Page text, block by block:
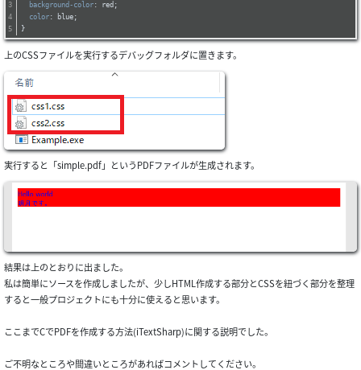
background-color : red;
color : blue;
}
上のCSSファイルを実行するデバッグフォルダに置きます。
実行すると「simple.pdf」というPDFファイルが生成されます。
結果は上のとおりに出ました。
私は簡単にソースを作成しましたが、少しHTML作成する部分とCSSを紐づく部分を整理
すると一般プロジェクトにも十分に使えると思います。
ここまでCでPDFを作成する方法(iTextSharp)に関する説明でした。
ご不明なところや間違いところがあればコメントしてください。